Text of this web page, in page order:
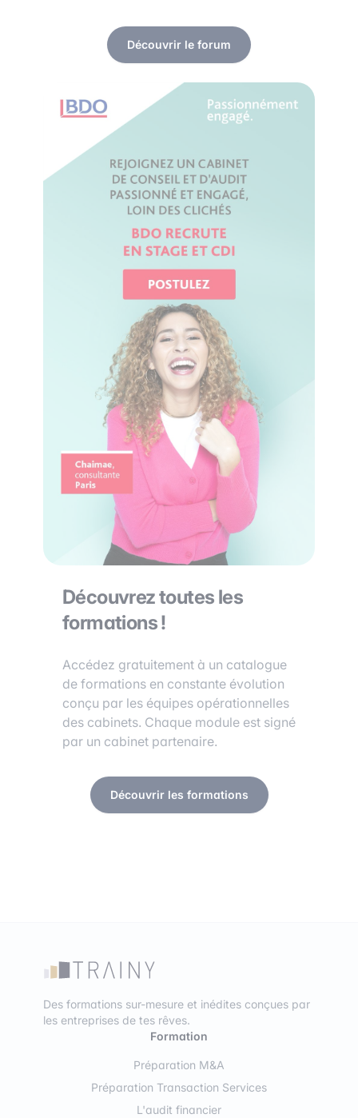
Découvrir le forum
Découvrez toutes les
formations !
Accédez gratuitement à un catalogue
de formations en constante évolution
conçu par les équipes opérationnelles
des cabinets. Chaque module est signé
par un cabinet partenaire.
Découvrir les formations
Des formations sur-mesure et inédites conçues par
les entreprises de tes rêves.
Formation
Préparation M&A
Préparation Transaction Services
L'audit financier